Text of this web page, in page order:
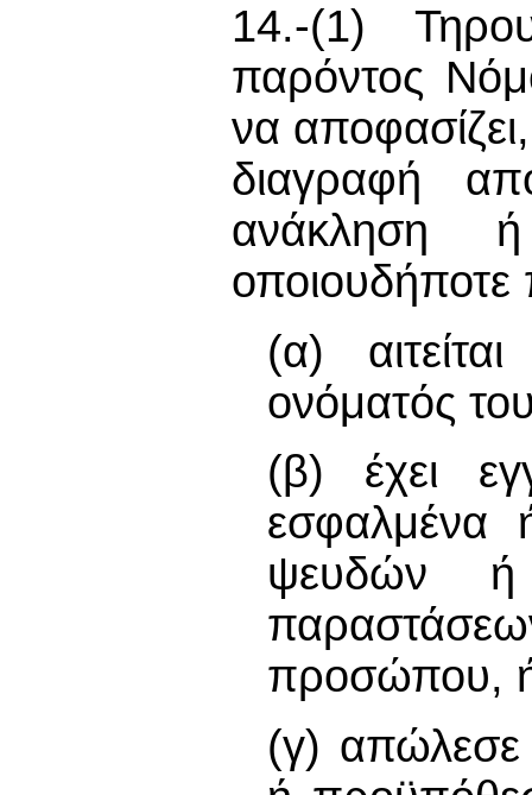
14.-(1)
παρόντος
να
διαγραφή
ανάκληση
(α)
ονόματός
(β) έχει
εσφαλμένα
ψευδών ή
προσώπου,
(γ) απώλεσε